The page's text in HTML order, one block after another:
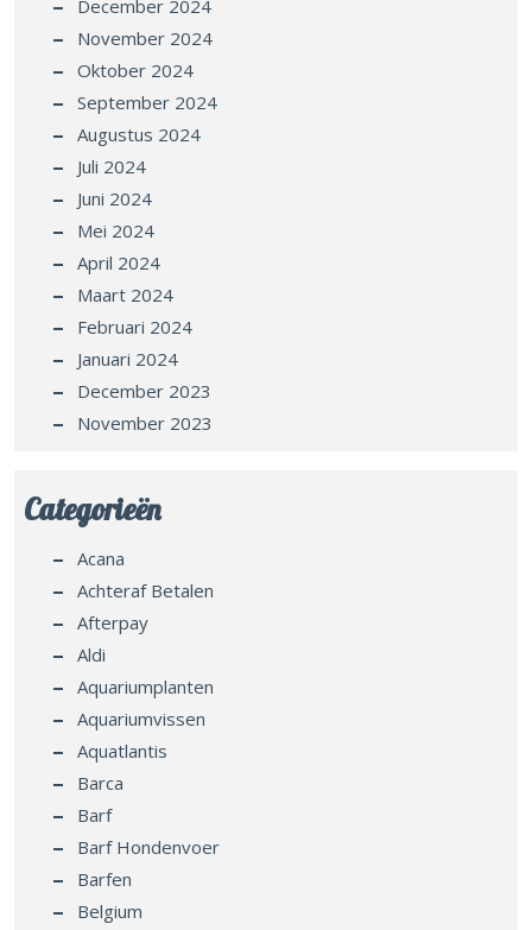
December 2024
November 2024
Oktober 2024
September 2024
Augustus 2024
Juli 2024
Juni 2024
Mei 2024
April 2024
Maart 2024
Februari 2024
Januari 2024
December 2023
November 2023
Categorieën
Acana
Achteraf Betalen
Afterpay
Aldi
Aquariumplanten
Aquariumvissen
Aquatlantis
Barca
Barf
Barf Hondenvoer
Barfen
Belgium